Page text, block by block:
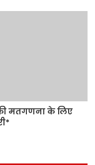
की मतगणना के लिए